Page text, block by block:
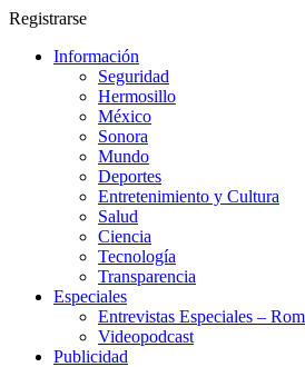
Registrarse
Información
Seguridad
Hermosillo
México
Sonora
Mundo
Deportes
Entretenimiento y Cultura
Salud
Ciencia
Tecnología
Transparencia
Especiales
Entrevistas Especiales –
Videopodcast
Publicidad